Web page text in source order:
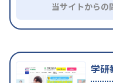
当サイトからの
学研